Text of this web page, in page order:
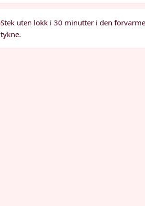
Stek uten lokk i 30 minutter i den
tykne.